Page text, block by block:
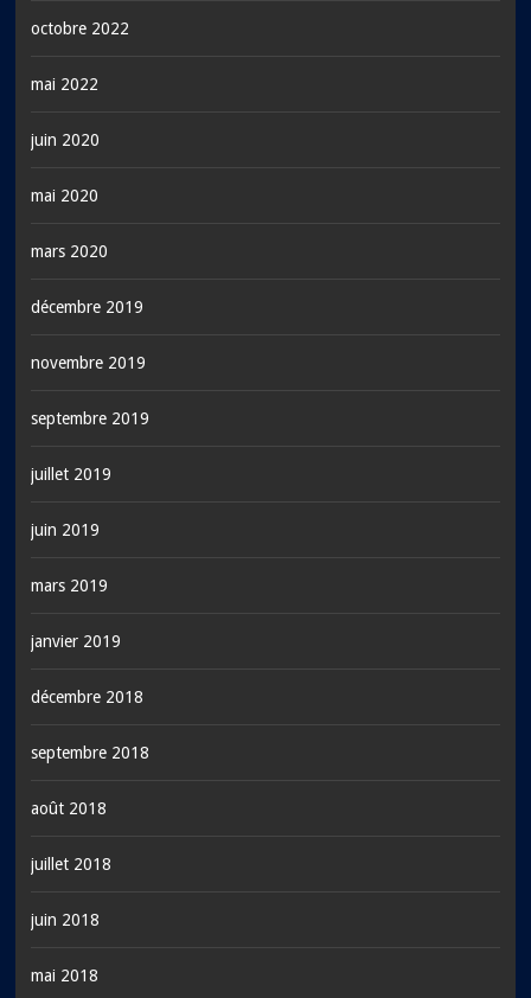
octobre 2022
mai 2022
juin 2020
mai 2020
mars 2020
décembre 2019
novembre 2019
septembre 2019
juillet 2019
juin 2019
mars 2019
janvier 2019
décembre 2018
septembre 2018
août 2018
juillet 2018
juin 2018
mai 2018